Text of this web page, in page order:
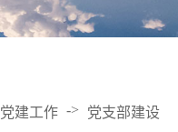
党建工作 -> 党支部建设